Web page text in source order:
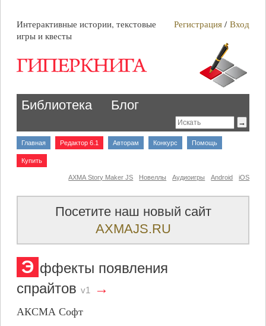
Интерактивные истории, текстовые
игры и квесты
Регистрация /Вход
Библиотека Блог
Главная Редактор 6.1 Авторам Конкурс Помощь
Купить
iOS
Android
Аудиоигры
Новеллы
AXMA Story Maker JS
Посетите наш новый сайт
AXMAJS.RU
Э ффекты появления
спрайтов v1 →
АКСМА Софт